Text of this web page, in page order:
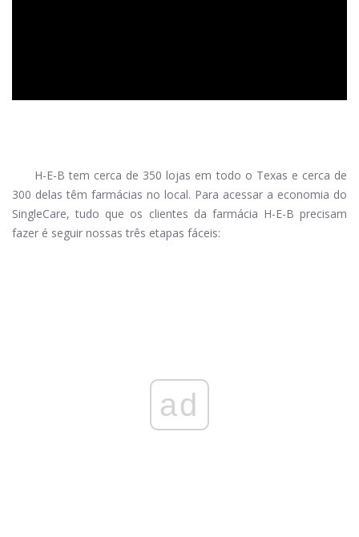
H-E-B tem cerca de 350 lojas em todo o Texas e cerca de
300 delas têm farmácias no local. Para acessar a economia do
SingleCare, tudo que os clientes da farmácia H-E-B precisam
fazer é seguir nossas três etapas fáceis:
ad